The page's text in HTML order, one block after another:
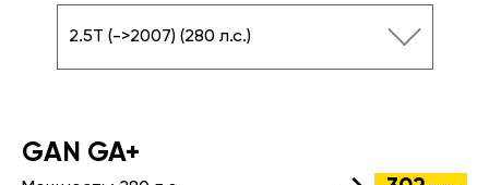
2.5T (->2007) (280 л.с.)
GАN GA+